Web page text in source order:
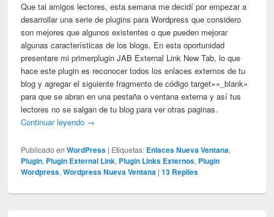
Que tal amigos lectores, esta semana me decidí por empezar a
desarrollar una serie de plugins para Wordpress que considero
son mejores que algunos existentes o que pueden mejorar
algunas características de los blogs. En esta oportunidad
presentare mi primerplugin JAB External Link New Tab, lo que
hace este plugin es reconocer todos los enlaces externos de tu
blog y agregar el siguiente fragmento de código target=»_blank»
para que se abran en una pestaña o ventana externa y así tus
lectores no se salgan de tu blog para ver otras paginas.
Continuar leyendo →
Publicado en WordPress | Etiquetas: Enlaces Nueva Ventana,
Plugin, Plugin External Link, Plugin Links Externos, Plugin
Wordpress,Wordpress Nueva Ventana |13 Replies